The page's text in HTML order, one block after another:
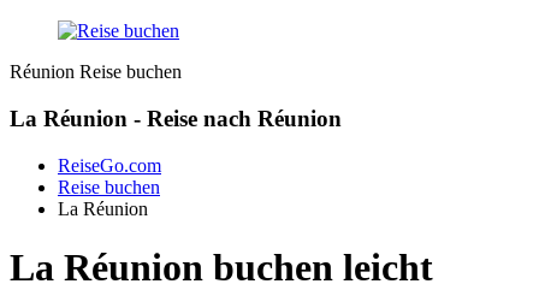
Réunion Reise buchen
La Réunion - Reise nach Réunion
ReiseGo.com
Reise buchen
La Réunion
La Réunion buchen leicht